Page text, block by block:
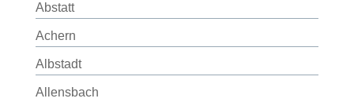
Abstatt
Achern
Albstadt
Allensbach